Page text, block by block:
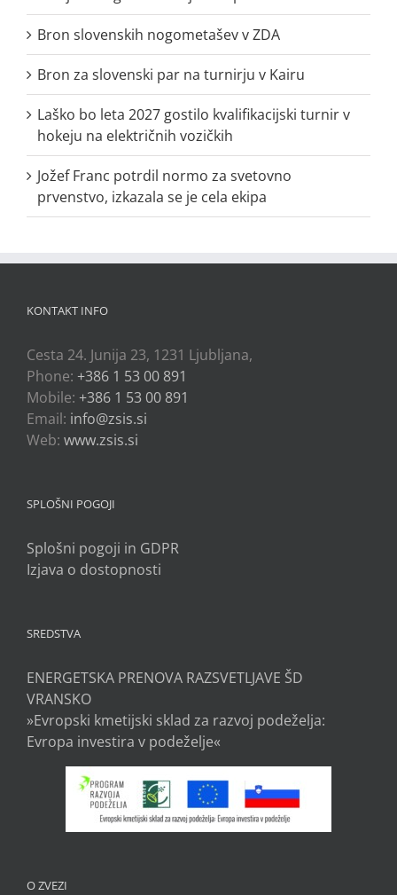
Bron slovenskih nogometašev v ZDA
Bron za slovenski par na turnirju v Kairu
Laško bo leta 2027 gostilo kvalifikacijski turnir v
hokeju na električnih vozičkih
Jožef Franc potrdil normo za svetovno
prvenstvo, izkazala se je cela ekipa
KONTAKT INFO
Cesta 24. Junija 23, 1231 Ljubljana,
Phone: +386 1 53 00 891
Mobile: +386 1 53 00 891
Email: info@zsis.si
Web: www.zsis.si
SPLOŠNI POGOJI
Splošni pogoji in GDPR
Izjava o dostopnosti
SREDSTVA
ENERGETSKA PRENOVA RAZSVETLJAVE ŠD
VRANSKO
»Evropski kmetijski sklad za razvoj podeželja:
Evropa investira v podeželje«
O ZVEZI